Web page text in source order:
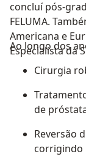
concluí pós-
FELUMA.
Americana e
Especialista da
Ao longo dos
Cirurgia
de
Reversão
corrigindo